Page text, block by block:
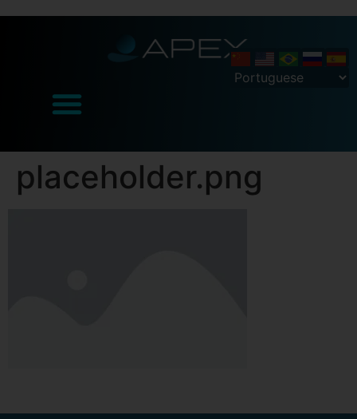
placeholder.png